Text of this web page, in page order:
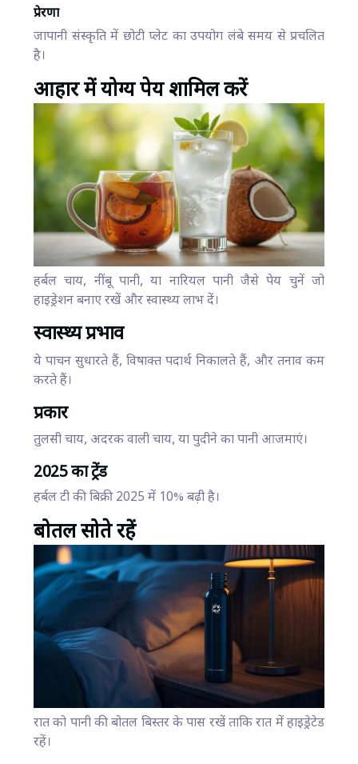
प्रेरणा
जापानी संस्कृति में छोटी प्लेट का उपयोग लंबे समय से प्रचलित
है।
आहार में योग्य पेय शामिल करें
हर्बल चाय, नींबू पानी, या नारियल पानी जैसे पेय चुनें जो
हाइड्रेशन बनाए रखें और स्वास्थ्य लाभ दें।
स्वास्थ्य प्रभाव
ये पाचन सुधारते हैं, विषाक्त पदार्थ निकालते हैं, और तनाव कम
करते हैं।
प्रकार
तुलसी चाय, अदरक वाली चाय, या पुदीने का पानी आजमाएं।
2025 का ट्रेंड
हर्बल टी की बिक्री 2025 में 10% बढ़ी है।
बोतल सोते रहें
रात को पानी की बोतल बिस्तर के पास रखें ताकि रात में हाइड्रेटेड
रहें।